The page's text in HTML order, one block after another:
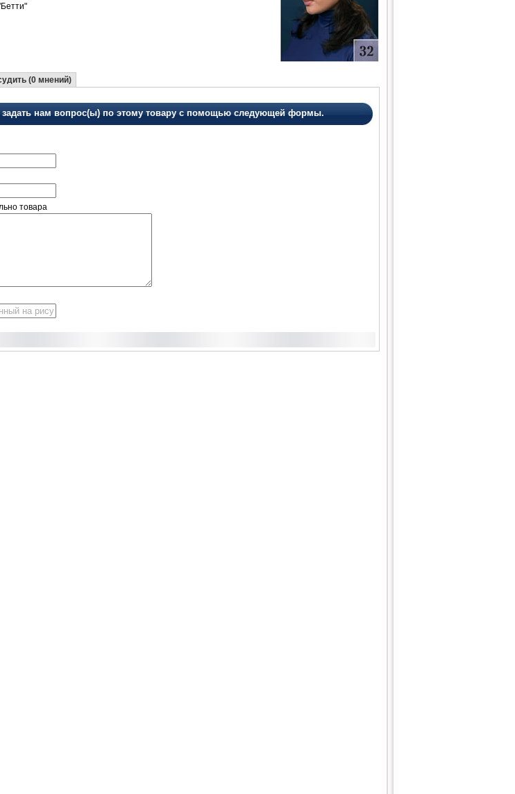
(0 мнений)
нам вопрос(ы) по этому товару с помощью следующей формы.
товара